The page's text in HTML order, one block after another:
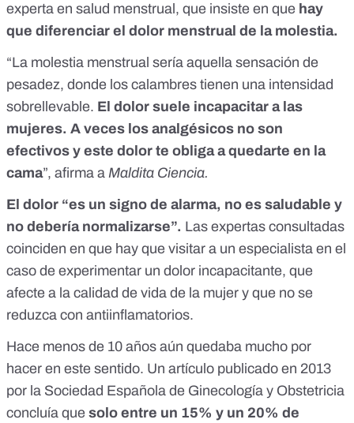
experta en salud menstrual, que insiste en que hay
que diferenciar el dolor menstrual de la molestia.
“La molestia menstrual sería aquella sensación de
pesadez, donde los calambres tienen una intensidad
sobrellevable. El dolor suele incapacitar a las
mujeres. A veces los analgésicos no son
efectivos y este dolor te obliga a quedarte en la
cama”, afirma a Maldita Ciencia.
El dolor “es un signo de alarma, no es saludable y
no debería normalizarse”. Las expertas consultadas
coinciden en que hay que visitar a un especialista en el
caso de experimentar un dolor incapacitante, que
afecte a la calidad de vida de la mujer y que no se
reduzca con antiinflamatorios.
Hace menos de 10 años aún quedaba mucho por
hacer en este sentido. Un artículo publicado en 2013
por la Sociedad Española de Ginecología y Obstetricia
concluía que solo entre un 15% y un 20% de